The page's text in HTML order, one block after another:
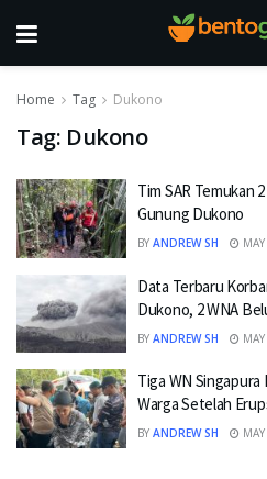
Home Tag Dukono
Tag: Dukono
Tim SAR Temukan
Gunung Dukono
BY ANDREW SH
Data Terbaru
Dukono, 2 WNA
BY ANDREW SH
Tiga WN
Warga Setelah
BY ANDREW SH